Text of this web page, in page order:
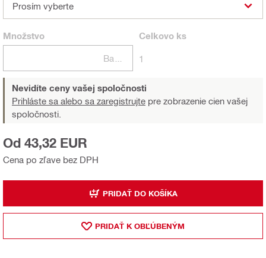
Prosím vyberte
Množstvo Celkovo ks
1
Nevidíte ceny vašej spoločnosti
Prihláste sa alebo sa zaregistrujte pre zobrazenie cien vašej
spoločnosti.
Cena po zľave bez DPH
Od 43,32 EUR
PRIDAŤ DO KOŠÍKA
PRIDAŤ K OBĽÚBENÝM